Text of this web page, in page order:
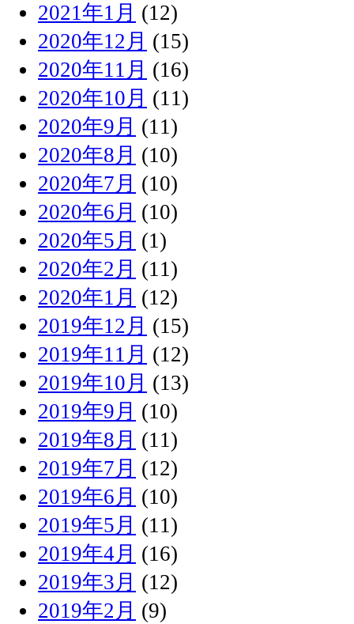
2021年1月 (12)
2020年12月 (15)
2020年11月 (16)
2020年10月 (11)
2020年9月 (11)
2020年8月 (10)
2020年7月 (10)
2020年6月 (10)
2020年5月 (1)
2020年2月 (11)
2020年1月 (12)
2019年12月 (15)
2019年11月 (12)
2019年10月 (13)
2019年9月 (10)
2019年8月 (11)
2019年7月 (12)
2019年6月 (10)
2019年5月 (11)
2019年4月 (16)
2019年3月 (12)
2019年2月 (9)